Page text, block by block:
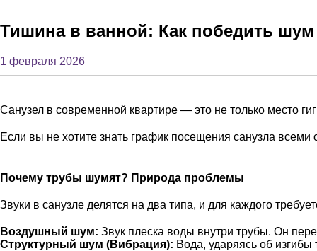
Тишина в ванной: Как победить шум
1 февраля 2026
Санузел в современной квартире — это не только место
Если вы не хотите знать график посещения санузла
Почему трубы шумят? Природа проблемы
Звуки в санузле делятся на два типа, и для каждого
Воздушный шум: Звук плеска воды внутри трубы. Он
Структурный шум (Вибрация): Вода, ударяясь об изгибы